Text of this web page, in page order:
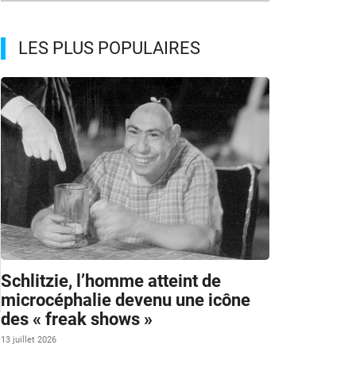
LES PLUS POPULAIRES
Schlitzie, l’homme atteint de
microcéphalie devenu une icône
des « freak shows »
13 juillet 2026